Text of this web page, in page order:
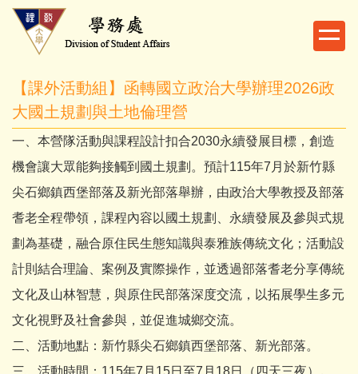
跳
容
區
【課外活動組】函轉國立政治大學辦理2026政
大國土規劃與土地倫理營
一、本營隊活動與課程設計扣合2030永續發展目標，創造
機會讓大眾能夠接觸到國土規劃。預計115年7月於新竹縣
尖石鄉鎮西堡部落及新光部落舉辦，由政治大學教授及部落
耆老全程帶領，課程內容以國土規劃、永續發展及參與式規
劃為基礎，融合原住民生態知識與泰雅族傳統文化；活動設
計則結合理論、案例及實際操作，並透過部落耆老分享傳統
文化及山林智慧，與原住民部落深度交流，以拓展學生多元
文化視野及社會參與，並促進城鄉交流。
二、活動地點：新竹縣尖石鄉鎮西堡部落、新光部落。
三、活動時間：115年7月15日至7月18日（四天三夜）。